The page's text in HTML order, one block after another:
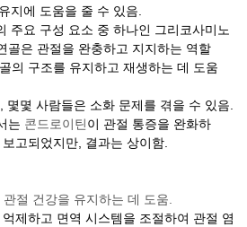
지에 도움을 줄 수 있음.
주요 구성 요소 중 하나인 그리코사미노
골은 관절을 완충하고 지지하는 역할
의 구조를 유지하고 재생하는 데 도움
몇 사람들은 소화 문제를 겪을 수 있음.
는 콘드로이틴이 관절 통증을 완화하
고되었지만, 결과는 상이함.
관절 건강을 유지하는 데 도움.
제하고 면역 시스템을 조절하여 관절 염